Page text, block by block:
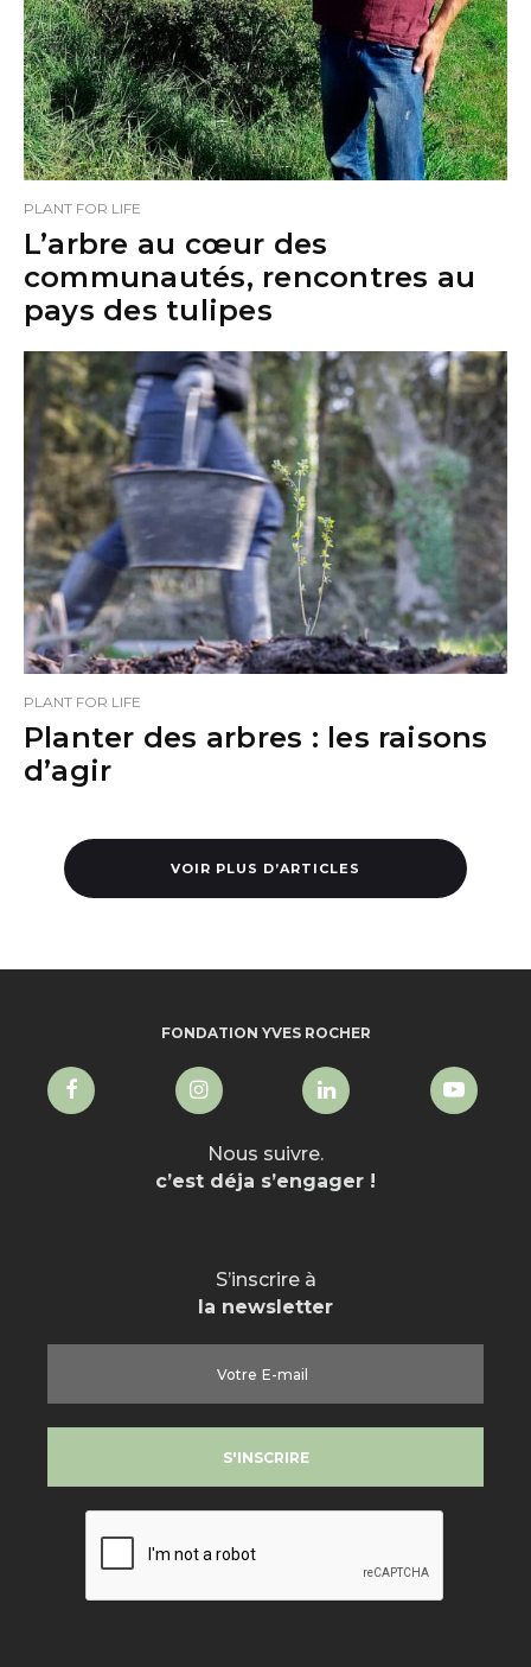
PLANT FOR LIFE
L’arbre au cœur des
communautés, rencontres au
pays des tulipes
PLANT FOR LIFE
Planter des arbres : les raisons
d’agir
VOIR PLUS D’ARTICLES
FONDATION YVES ROCHER
Nous suivre.
c’est déja s’engager !
S’inscrire à
la newsletter